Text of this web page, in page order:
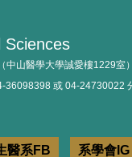
活動
Sciences
中山醫學大學誠愛樓1229室
36098398 或 04-24730022
醫系FB 系學會IG